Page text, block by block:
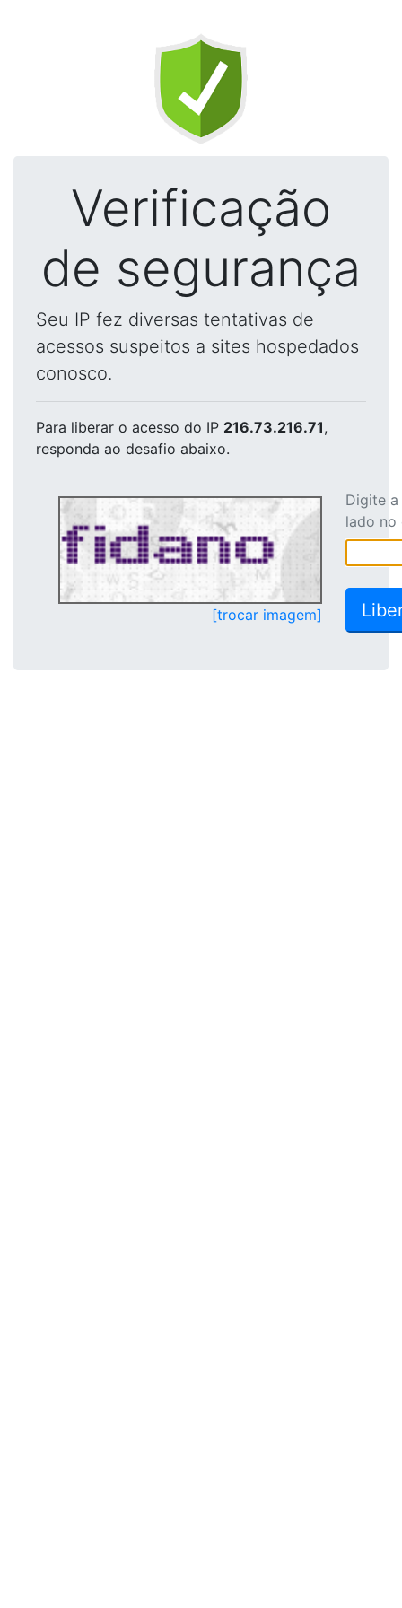
Verificação
de segurança
Seu IP fez diversas tentativas de
acessos suspeitos a sites hospedados
conosco.
Para liberar o acesso do IP 216.73.216.71,
responda ao desafio abaixo.
[trocar imagem]
Digite
lado no